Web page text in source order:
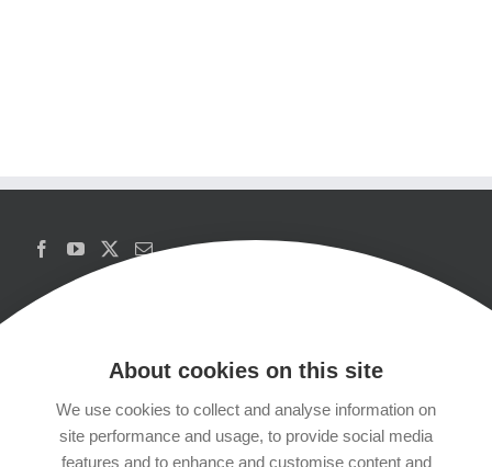
Copyrights
About cookies on this site
We use cookies to collect and analyse information on
site performance and usage, to provide social media
features and to enhance and customise content and